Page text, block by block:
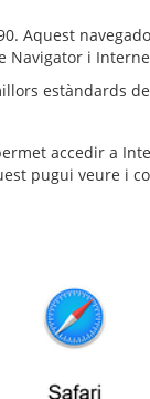
Aquest
Navigator i
estàndards
accedir a
pugui veure i